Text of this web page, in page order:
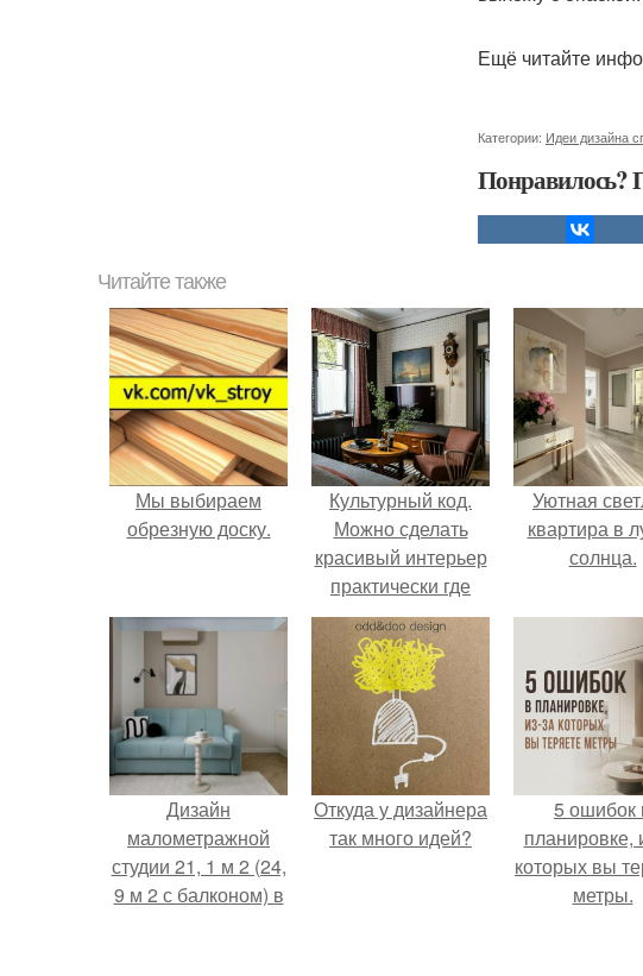
Ещё читайте
Категории: Идеи дизайна
Понравилось?
Читайте также
Мы выбираем
обрезную доску.
Культурный код.
Можно сделать
красивый интерьер
практически где
угодно.
Уютная
квартира в
солнца.
Дизайн
малометражной
студии 21, 1 м 2 (24,
9 м 2 с балконом) в
Откуда у дизайнера
так много идей?
5 ошибок
планировке,
которых вы
метры.